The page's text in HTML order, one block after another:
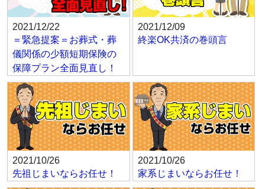
2021/12/22
＝緊急提案＝お葬式・葬
儀関係の少額短期保険の
保障プラン全面見直し！
2021/12/09
終楽OK共済の巻頭言
2021/10/26
先祖じまいならお任せ！
2021/10/26
家系じまいならお任せ！